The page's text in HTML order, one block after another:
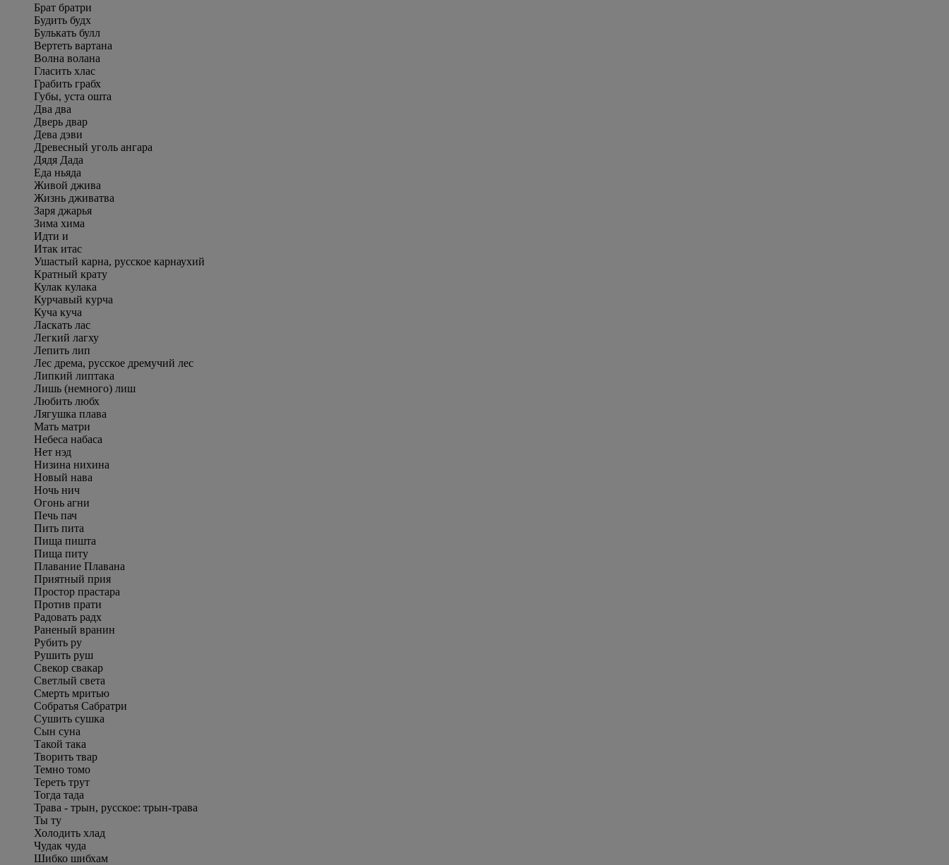
Брат братри
Будить будх
Булькать булл
Вертеть вартана
Волна волана
Гласить хлас
Грабить грабх
Губы, уста ошта
Два два
Дверь двар
Дева дэви
Древесный уголь ангара
Дядя Дада
Еда ньяда
Живой джива
Жизнь дживатва
Заря джарья
Зима хима
Идти и
Итак итас
Ушастый карна, русское карнаухий
Кратный крату
Кулак кулака
Курчавый курча
Куча куча
Ласкать лас
Легкий лагху
Лепить лип
Лес дрема, русское дремучий лес
Липкий липтака
Лишь (немного) лиш
Любить любх
Лягушка плава
Мать матри
Небеса набаса
Нет нэд
Низина нихина
Новый нава
Ночь нич
Огонь агни
Печь пач
Пить пита
Пища пишта
Пища питу
Плавание Плавана
Приятный прия
Простор прастара
Против прати
Радовать радх
Раненый вранин
Рубить ру
Рушить руш
Свекор свакар
Светлый света
Смерть мритью
Собратья Сабратри
Сушить сушка
Сын суна
Такой така
Творить твар
Темно томо
Тереть трут
Тогда тада
Трава - трын, русское: трын-трава
Ты ту
Холодить хлад
Чудак чуда
Шибко шибхам